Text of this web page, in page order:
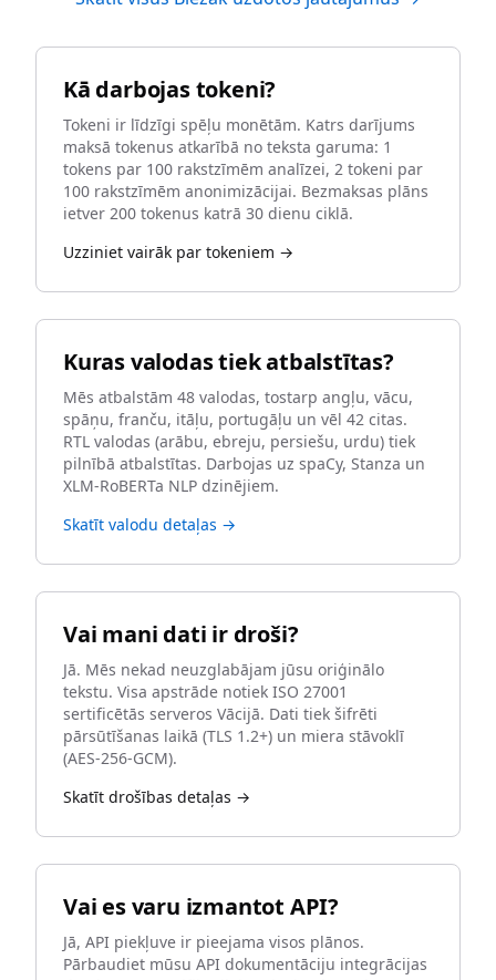
Kā darbojas tokeni?
Tokeni ir līdzīgi spēļu monētām. Katrs darījums
maksā tokenus atkarībā no teksta garuma: 1
tokens par 100 rakstzīmēm analīzei, 2 tokeni par
100 rakstzīmēm anonimizācijai. Bezmaksas plāns
ietver 200 tokenus katrā 30 dienu ciklā.
Uzziniet vairāk par tokeniem →
Kuras valodas tiek atbalstītas?
Mēs atbalstām 48 valodas, tostarp angļu, vācu,
spāņu, franču, itāļu, portugāļu un vēl 42 citas.
RTL valodas (arābu, ebreju, persiešu, urdu) tiek
pilnībā atbalstītas. Darbojas uz spaCy, Stanza un
XLM-RoBERTa NLP dzinējiem.
Skatīt valodu detaļas →
Vai mani dati ir droši?
Jā. Mēs nekad neuzglabājam jūsu oriģinālo
tekstu. Visa apstrāde notiek ISO 27001
sertificētās serveros Vācijā. Dati tiek šifrēti
pārsūtīšanas laikā (TLS 1.2+) un miera stāvoklī
(AES-256-GCM).
Skatīt drošības detaļas →
Vai es varu izmantot API?
Jā, API piekļuve ir pieejama visos plānos.
Pārbaudiet mūsu API dokumentāciju integrācijas